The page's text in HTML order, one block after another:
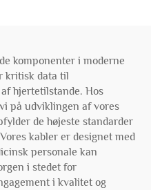
komponenter i moderne
kritisk data til
hjertetilstande. Hos
på udviklingen af vores
de højeste standarder
kabler er designet med
personale kan
i stedet for
i kvalitet og